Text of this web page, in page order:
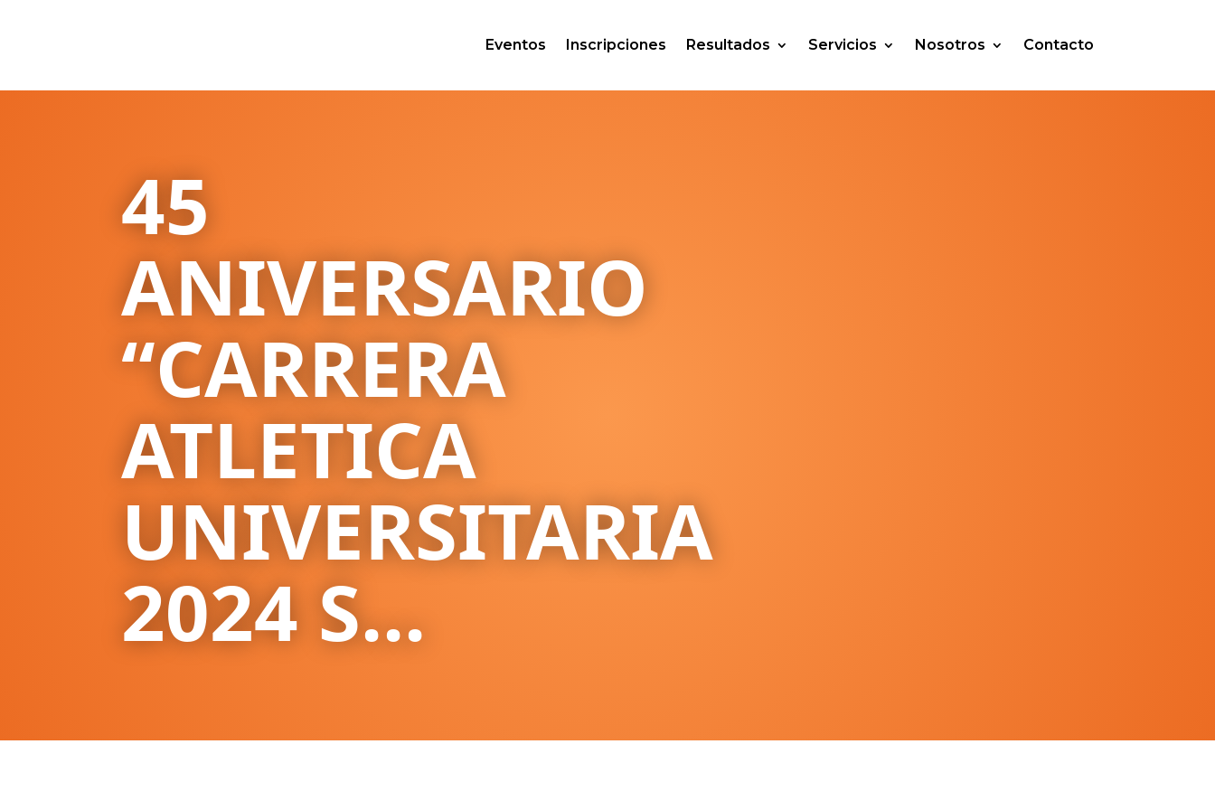
Eventos Inscripciones Resultados Servicios Nosotros Contacto
45
ANIVERSARIO
“CARRERA
ATLETICA
UNIVERSITARIA
2024 S...